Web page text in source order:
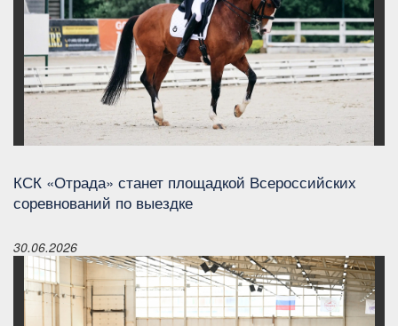
КСК «Отрада» станет площадкой Всероссийских
соревнований по выездке
30.06.2026